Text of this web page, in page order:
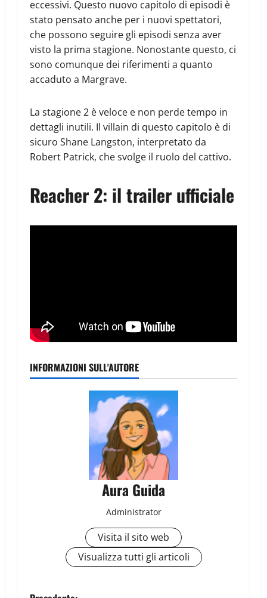
eccessivi. Questo nuovo capitolo di episodi è
stato pensato anche per i nuovi spettatori,
che possono seguire gli episodi senza aver
visto la prima stagione. Nonostante questo, ci
sono comunque dei riferimenti a quanto
accaduto a Margrave.
La stagione 2 è veloce e non perde tempo in
dettagli inutili. Il villain di questo capitolo è di
sicuro Shane Langston, interpretato da
Robert Patrick, che svolge il ruolo del cattivo.
Reacher 2: il trailer ufficiale
INFORMAZIONI SULL'AUTORE
Aura Guida
Administrator
Visita il sito web
Visualizza tutti gli articoli